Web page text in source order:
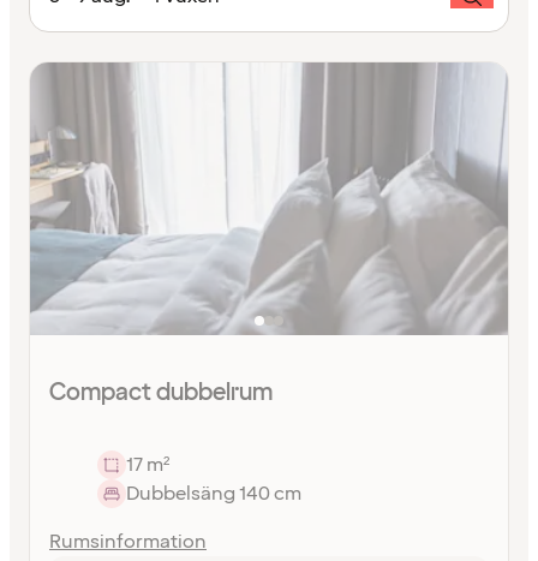
Compact dubbelrum
17 m²
Dubbelsäng 140 cm
Rumsinformation